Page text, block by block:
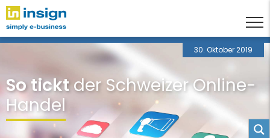
30. Oktober 2019
So tickt der Schweizer Online-
Handel